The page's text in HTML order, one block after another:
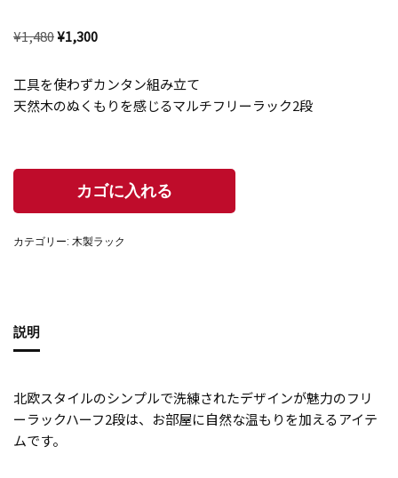
¥1,480¥1,300
工具を使わずカンタン組み立て
天然木のぬくもりを感じるマルチフリーラック2段
カテゴリー: 木製ラック
説明
北欧スタイルのシンプルで洗練されたデザインが魅力のフリ
ーラックハーフ2段は、お部屋に自然な温もりを加えるアイテ
ムです。